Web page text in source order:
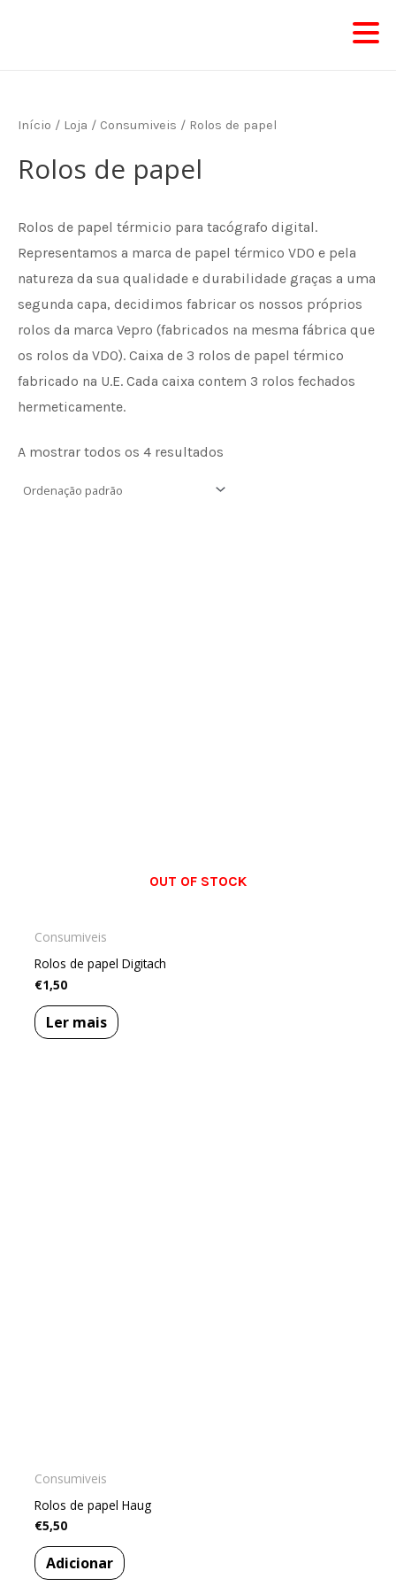
Início / Loja / Consumiveis / Rolos de papel
Rolos de papel
Rolos de papel térmicio para tacógrafo digital.
Representamos a marca de papel térmico VDO e pela
natureza da sua qualidade e durabilidade graças a uma
segunda capa, decidimos fabricar os nossos próprios
rolos da marca Vepro (fabricados na mesma fábrica que
os rolos da VDO). Caixa de 3 rolos de papel térmico
fabricado na U.E. Cada caixa contem 3 rolos fechados
hermeticamente.
A mostrar todos os 4 resultados
OUT OF STOCK
Consumiveis
Rolos de papel Digitach
€1,50
Ler mais
Consumiveis
Rolos de papel Haug
€5,50
Adicionar